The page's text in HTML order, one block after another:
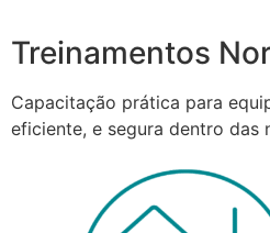
Treinamentos
Capacitação prática para
eficiente, e segura dentro das